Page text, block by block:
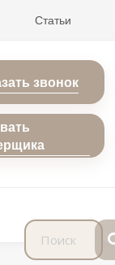
Статьи
звонок